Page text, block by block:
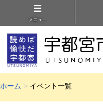
メニュ－
ホーム イベント一覧